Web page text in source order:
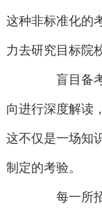
这种非标准化的
力去研究目标院
盲目备考
向进行深度解读
这不仅是一场知
制定的考验。
每一所招